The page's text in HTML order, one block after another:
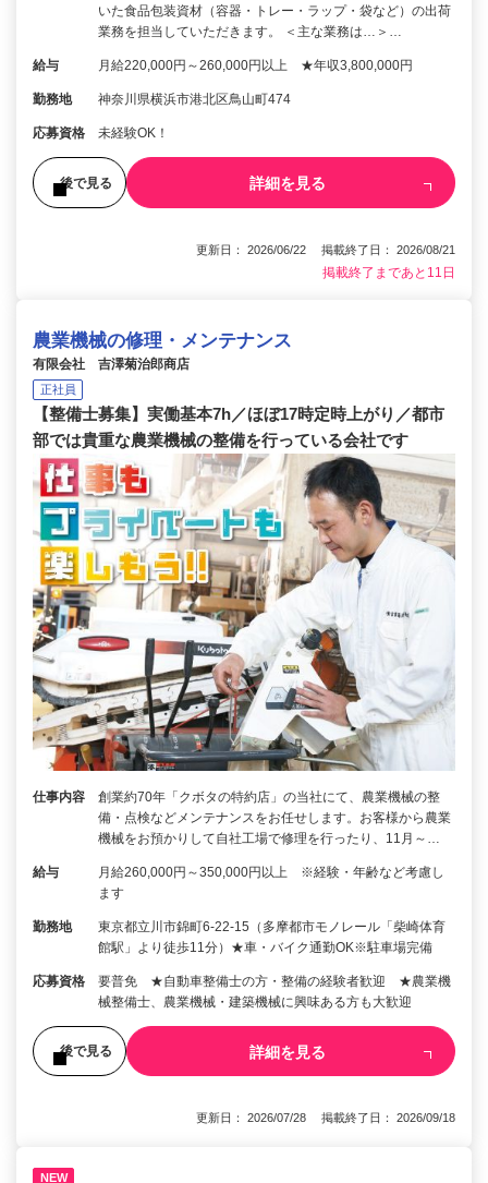
いた食品包装資材（容器・トレー・ラップ・袋など）の出荷
業務を担当していただきます。 ＜主な業務は…＞…
給与 月給220,000円～260,000円以上 ★年収3,800,000円
勤務地 神奈川県横浜市港北区鳥山町474
応募資格 未経験OK！
後で見る 詳細を見る
更新日： 2026/06/22 掲載終了日： 2026/08/21
掲載終了まであと11日
農業機械の修理・メンテナンス
有限会社 吉澤菊治郎商店
正社員
【整備士募集】実働基本7h／ほぼ17時定時上がり／都市
部では貴重な農業機械の整備を行っている会社です
仕事内容
創業約70年「クボタの特約店」の当社にて、農業機械の整
備・点検などメンテナンスをお任せします。お客様から農業
機械をお預かりして自社工場で修理を行ったり、11月～…
給与
月給260,000円～350,000円以上 ※経験・年齢など考慮し
ます
勤務地
東京都立川市錦町6-22-15（多摩都市モノレール「柴崎体育
館駅」より徒歩11分）★車・バイク通勤OK※駐車場完備
応募資格
要普免 ★自動車整備士の方・整備の経験者歓迎 ★農業機
械整備士、農業機械・建築機械に興味ある方も大歓迎
後で見る 詳細を見る
更新日： 2026/07/28 掲載終了日： 2026/09/18
NEW